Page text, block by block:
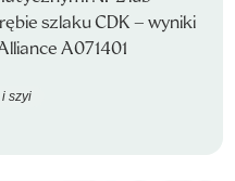
szlaku CDK – wyniki
A071401
i szyi